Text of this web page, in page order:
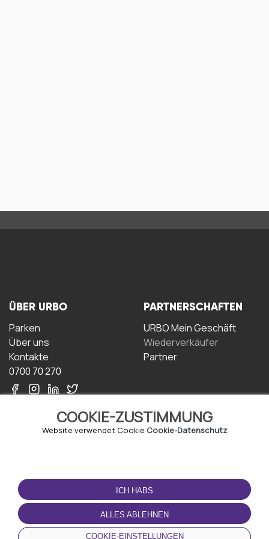
COOKIE-ZUSTIMMUNG
Website verwendet Cookie Cookie-Datenschutz
ICH HABS
ALLES ABLEHNEN
COOKIE-EINSTELLUNGEN
ÜBER URBO
Parken
Über uns
Kontakte
0700 70 270
PARTNERSCHAFTEN
URBO Mein Geschäft
Wiederverkäufer
Partner
NUTZUNGSBEDINGUNGEN
Geschäftsbedingungen
Datenschutz-
Bestimmungen
Cookie-Richtlinie
LADEN SIE DIE APP
HERUNTER